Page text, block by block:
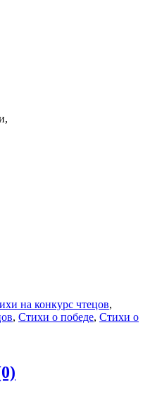
на конкурс чтецов,
, Стихи о победе, Стихи о